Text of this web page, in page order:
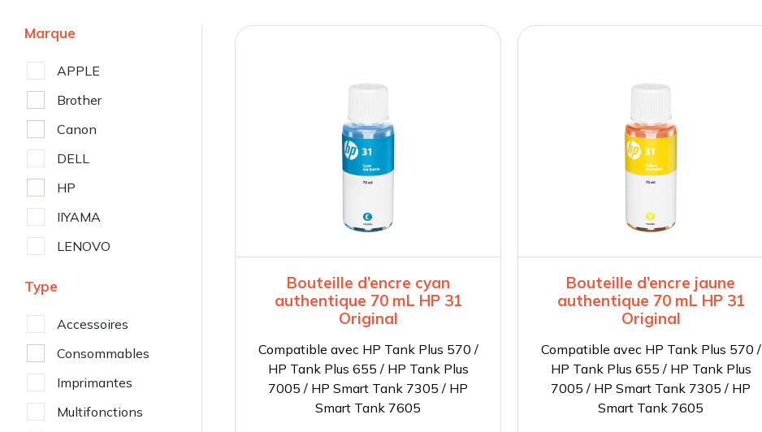
Marque
APPLE
Brother
Canon
DELL
HP
IIYAMA
LENOVO
Type
Accessoires
Consommables
Imprimantes
Multifonctions
Bouteille d’encre cyan
authentique 70 mL HP 31
Original
Compatible avec HP Tank Plus 570 /
HP Tank Plus 655 / HP Tank Plus
7005 / HP Smart Tank 7305 / HP
Smart Tank 7605
Bouteille d’encre jaune
authentique 70 mL HP 31
Original
Compatible avec HP Tank Plus 570 /
HP Tank Plus 655 / HP Tank Plus
7005 / HP Smart Tank 7305 / HP
Smart Tank 7605